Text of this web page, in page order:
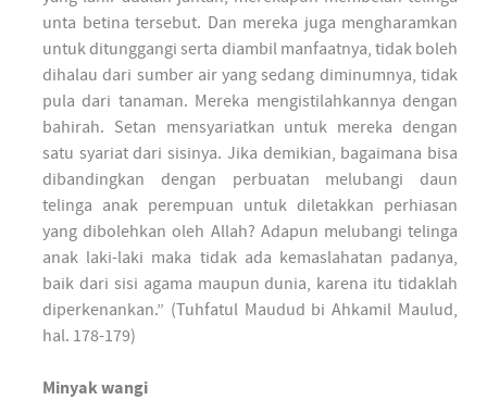
unta betina tersebut. Dan mereka juga mengharamkan
untuk ditunggangi serta diambil manfaatnya, tidak boleh
dihalau dari sumber air yang sedang diminumnya, tidak
pula dari tanaman. Mereka mengistilahkannya dengan
bahirah. Setan mensyariatkan untuk mereka dengan
satu syariat dari sisinya. Jika demikian, bagaimana bisa
dibandingkan dengan perbuatan melubangi daun
telinga anak perempuan untuk diletakkan perhiasan
yang dibolehkan oleh Allah? Adapun melubangi telinga
anak laki-laki maka tidak ada kemaslahatan padanya,
baik dari sisi agama maupun dunia, karena itu tidaklah
diperkenankan.” (Tuhfatul Maudud bi Ahkamil Maulud,
hal. 178-179)
Minyak wangi